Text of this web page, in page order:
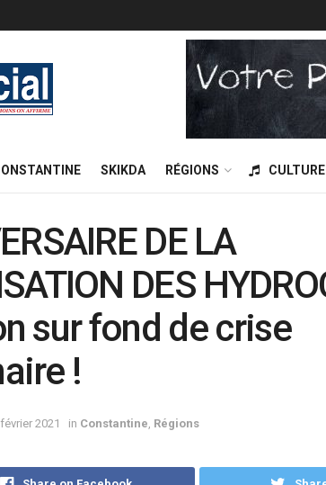
SKIKDA RÉGIONS CULTURE
DE LA
DES
sur fond de crise
!
2021 in Constantine Régions